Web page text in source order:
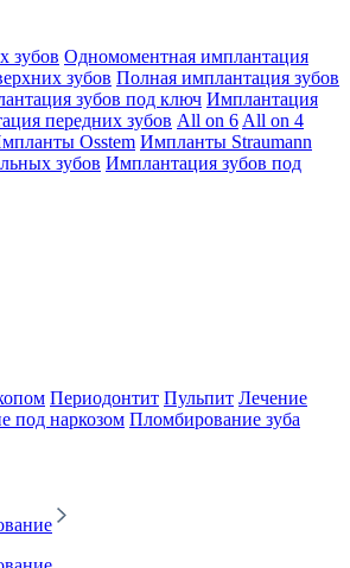
зубов Одномоментная имплантация
зубов Полная имплантация зубов
зубов под ключ Имплантация
передних зубов All on 6 All on 4
Osstem Импланты Straumann
зубов Имплантация зубов под
Периодонтит Пульпит Лечение
под наркозом Пломбирование зуба